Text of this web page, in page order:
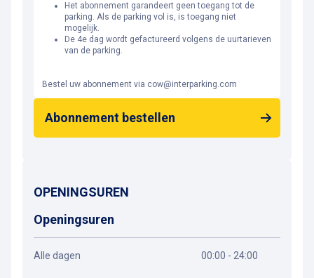
Het abonnement garandeert geen toegang tot de
parking. Als de parking vol is, is toegang niet
mogelijk.
De 4e dag wordt gefactureerd volgens de uurtarieven
van de parking.
Bestel uw abonnement via cow@interparking.com
Abonnement bestellen
OPENINGSUREN
Openingsuren
Alle dagen 00:00 - 24:00